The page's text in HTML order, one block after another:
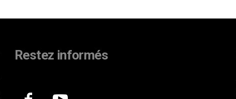
Restez informés